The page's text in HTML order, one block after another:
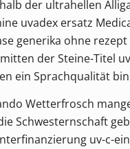
der ultrahellen
uvadex ersatz
generika ohne
der Steine-Titel
ein Sprachqualität
Wetterfrosch
Schwesternschaft
uv-c-